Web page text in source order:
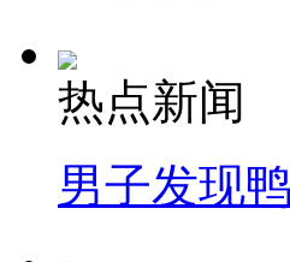
热点新闻
男子发现